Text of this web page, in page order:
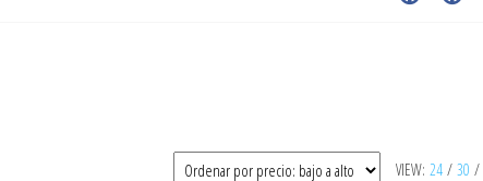
VIEW: 24 / 30 /